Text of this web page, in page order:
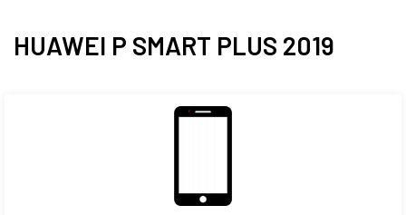
HUAWEI P SMART PLUS 2019